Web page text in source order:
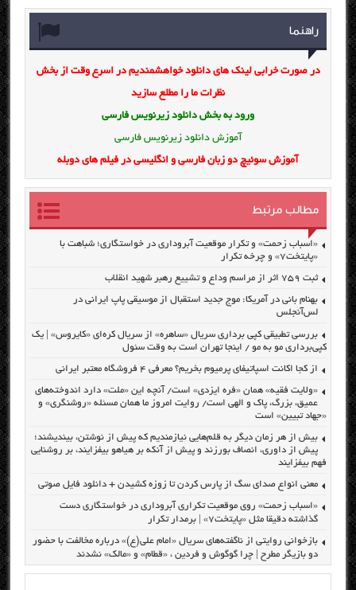
راهنما
در صورت خرابی لینک های دانلود خواهشمندیم در اسرع وقت از بخش
نظرات ما را مطلع سازید
ورود به بخش دانلود زیرنویس فارسی
آموزش دانلود زیرنویس فارسی
آموزش سوئیچ دو زبان فارسی و انگلیسی در فیلم های دوبله
مطالب مرتبط
«اسباب زحمت» و تکرار موقعیت آبروداری در خواستگاری؛ شباهت با
«پایتخت۷» و چرخه تکرار
ثبت ۷۵۹ اثر از مراسم وداع و تشییع رهبر شهید انقلاب
بهنام بانی در آمریکا: موج جدید استقبال از موسیقی پاپ ایرانی در
لس‌آنجلس
بررسی تطبیقی کپی برداری سریال «ساهره» از سریال کره‌ای «کایروس» | یک
کپی‌برداری مو به مو / اینجا تهران است به وقت سئول
از کجا اکانت اسپاتیفای پرمیوم بخریم؟ معرفی ۴ فروشگاه معتبر ایرانی
«ولایت فقیه» همان «فره ایزدی» است/ آنچه این «ملت» دارد اندوخته‌های
عمیق، بزرگ، پاک و الهی است/ روایت امروز ما همان مسئله «روشنگری» و
«جهاد تبیین» است
بیش از هر زمان دیگر به قلم‌هایی نیازمندیم که پیش از نوشتن، بیندیشند؛
پیش از داوری، انصاف بورزند و پیش از آنکه بر هیاهو بیفزایند، بر روشنایی
فهم بیفزایند
معنی انواع صدای سگ از پارس کردن تا زوزه کشیدن + دانلود فایل صوتی
«اسباب زحمت» روی موقعیت تکراری آبروداری در خواستگاری دست
گذاشته دقیقا مثل «پایتخت۷» | برمدار تکرار
بازخوانی روایتی از ناگفته‌های سریال «امام علی(ع)» درباره مخالفت با حضور
دو بازیگر مطرح | چرا گوگوش و فردین ، «قطام» و «مالک» نشدند